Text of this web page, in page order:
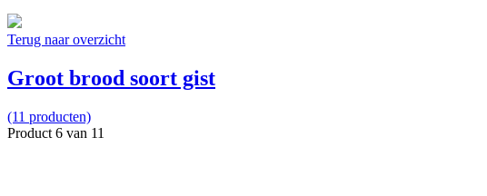
Terug naar overzicht
Groot brood soort gist
(11 producten)
Product 6 van 11